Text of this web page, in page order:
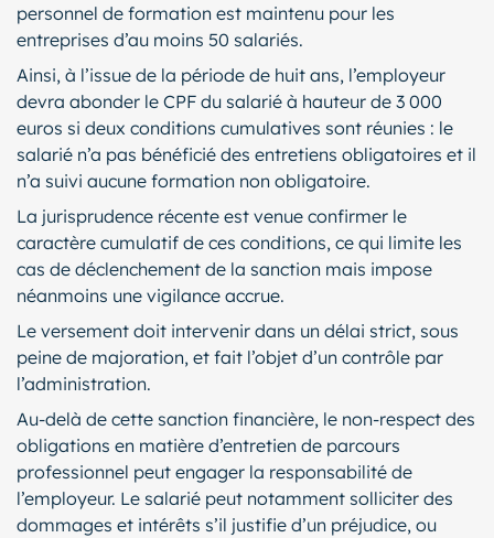
personnel de formation est maintenu pour les
entreprises d’au moins 50 salariés.
Ainsi, à l’issue de la période de huit ans, l’employeur
devra abonder le CPF du salarié à hauteur de 3 000
euros si deux conditions cumulatives sont réunies : le
salarié n’a pas bénéficié des entretiens obligatoires et il
n’a suivi aucune formation non obligatoire.
La jurisprudence récente est venue confirmer le
caractère cumulatif de ces conditions, ce qui limite les
cas de déclenchement de la sanction mais impose
néanmoins une vigilance accrue.
Le versement doit intervenir dans un délai strict, sous
peine de majoration, et fait l’objet d’un contrôle par
l’administration.
Au-delà de cette sanction financière, le non-respect des
obligations en matière d’entretien de parcours
professionnel peut engager la responsabilité de
l’employeur. Le salarié peut notamment solliciter des
dommages et intérêts s’il justifie d’un préjudice, ou